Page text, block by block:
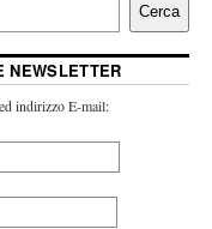
Cerca
NEWSLETTER
indirizzo E-mail: